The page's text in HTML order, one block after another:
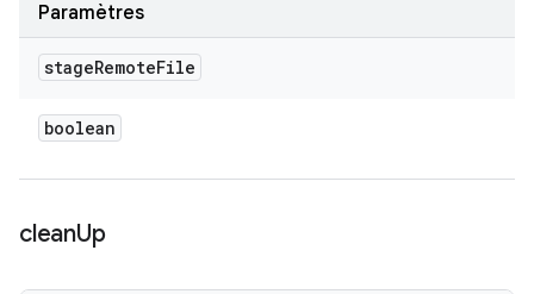
Paramètres
stageRemoteFile
boolean
cleanUp